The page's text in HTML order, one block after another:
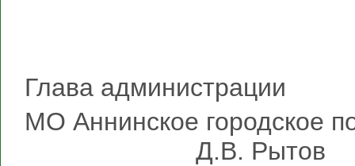
Глава администрации
МО Аннинское
Д.В. Рытов